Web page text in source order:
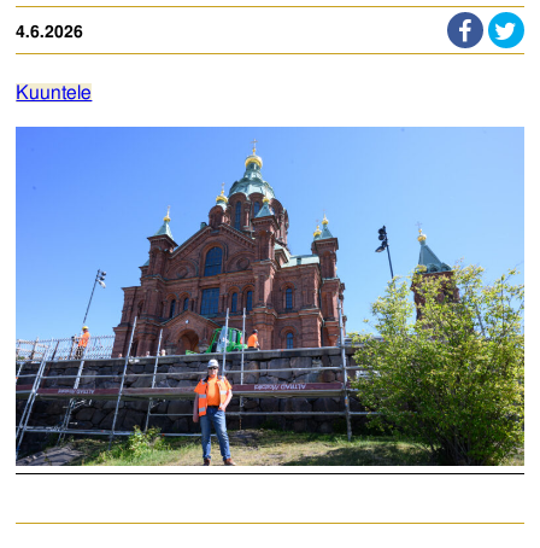
Tule mukaan
Hautausmaa
Yhteystiedot
4.6.2026
Kuuntele